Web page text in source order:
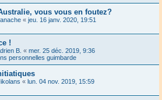
vous vous en foutez?
« jeu. 16 janv. 2020, 19:51
!
B. « mer. 25 déc. 2019, 9:36
personnelles guimbarde
« lun. 04 nov. 2019, 15:59